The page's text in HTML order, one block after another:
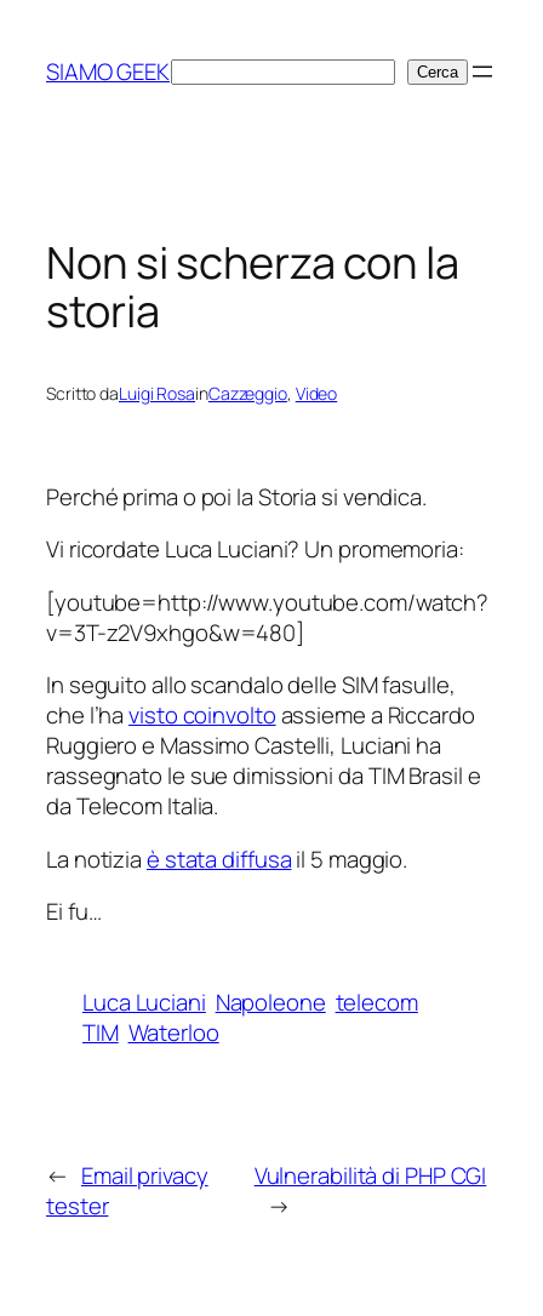
contenuto
SIAMO GEEKCerca Cerca
Non si scherza con la
storia
Scritto daLuigi RosainCazzeggio, Video
Perché prima o poi la Storia si vendica.
Vi ricordate Luca Luciani? Un promemoria:
[youtube=http://www.youtube.com/watch?
v=3T-z2V9xhgo&w=480]
In seguito allo scandalo delle SIM fasulle,
che l’havisto coinvoltoassieme a Riccardo
Ruggiero e Massimo Castelli, Luciani ha
rassegnato le sue dimissioni da TIM Brasil e
da Telecom Italia.
La notiziaè stata diffusail 5 maggio.
Ei fu…
Luca Luciani Napoleone telecom
TIM Waterloo
← Email privacy
tester
Vulnerabilità di PHP CGI
→